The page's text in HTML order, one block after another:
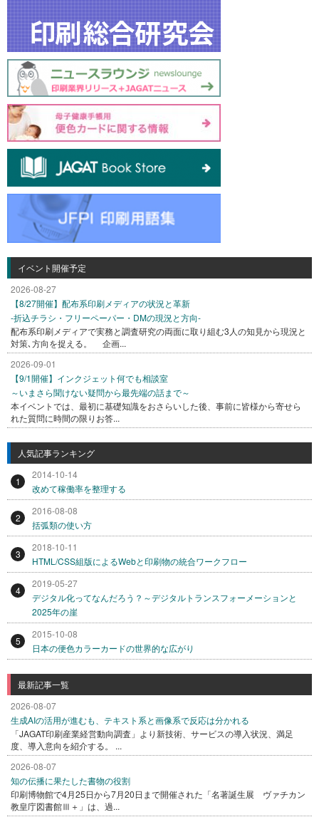
イベント開催予定
2026-08-27
【8/27開催】配布系印刷メディアの状況と革新
-折込チラシ・フリーペーパー・DMの現況と方向-
配布系印刷メディアで実務と調査研究の両面に取り組む3人の知見から現況と
対策､方向を捉える。 企画...
2026-09-01
【9/1開催】インクジェット何でも相談室
～いまさら聞けない疑問から最先端の話まで～
本イベントでは、最初に基礎知識をおさらいした後、事前に皆様から寄せら
れた質問に時間の限りお答...
人気記事ランキング
1
2014-10-14
改めて稼働率を整理する
2
2016-08-08
括弧類の使い方
3
2018-10-11
HTML/CSS組版によるWebと印刷物の統合ワークフロー
4
2019-05-27
デジタル化ってなんだろう？～デジタルトランスフォーメーションと
2025年の崖
5
2015-10-08
日本の便色カラーカードの世界的な広がり
最新記事一覧
2026-08-07
生成AIの活用が進むも、テキスト系と画像系で反応は分かれる
「JAGAT印刷産業経営動向調査」より新技術、サービスの導入状況、満足
度、導入意向を紹介する。 ...
2026-08-07
知の伝播に果たした書物の役割
印刷博物館で4月25日から7月20日まで開催された「名著誕生展 ヴァチカン
教皇庁図書館Ⅲ＋」は、過...